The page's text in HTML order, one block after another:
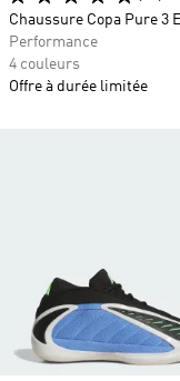
Chaussure Copa Pure 3
Performance
4 couleurs
Offre à durée limitée